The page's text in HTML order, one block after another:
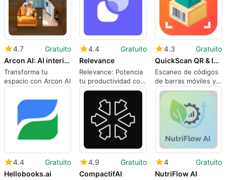
4.7
Gratuito
Arcon AI: AI interior design
Transforma tu
espacio con Arcon AI
4.4
Gratuito
Relevance
Relevance: Potencia
tu productividad con
IA
4.3
Gratuito
QuickScan QR & Inventory
Escaneo de códigos
de barras móviles y
gestión de inventario
para Android
4.4
Gratuito
Hellobooks.ai
4.9
Gratuito
CompactifAI
4
Gratuito
NutriFlow AI